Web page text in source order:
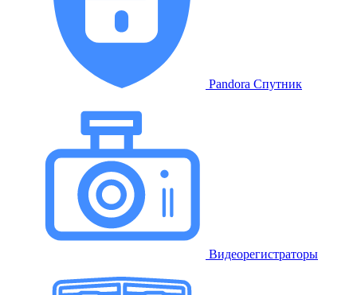
Pandora Спутник
Видеорегистраторы